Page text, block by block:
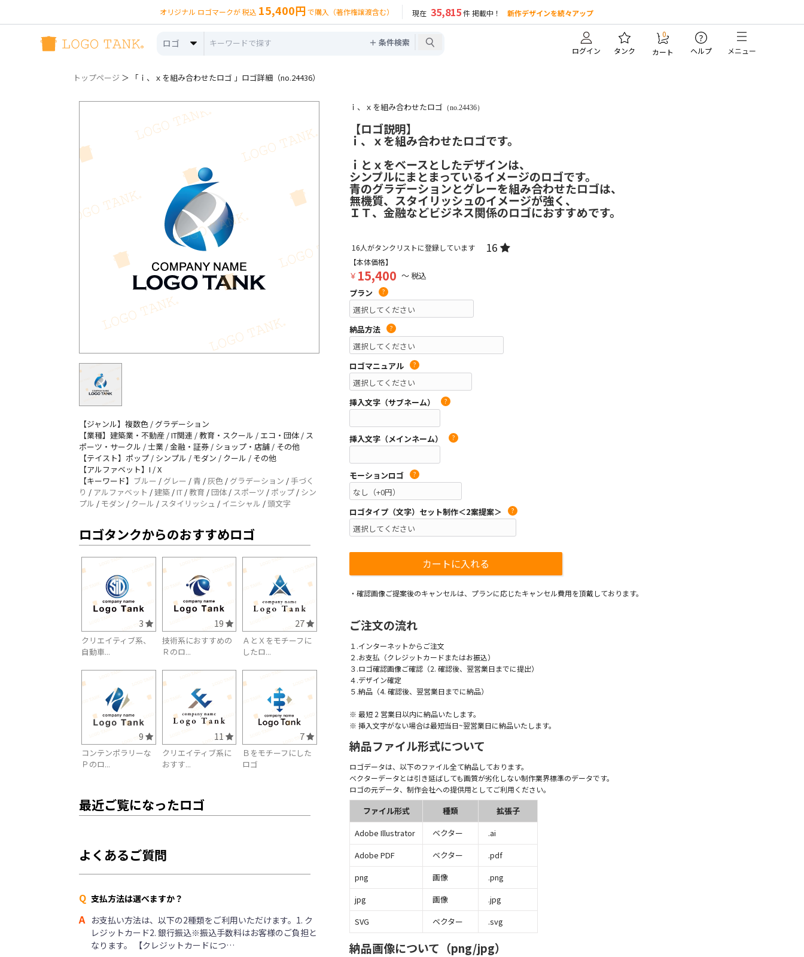
オリジナル ロゴマークが 税込 15,400円 で購入（著作権譲渡含む） 現在 35,815件 掲載中！ 新作デザインを続々アップ
ロゴ ＋ 条件検索
ログイン タンク
0
カート
?
ヘルプ メニュー
トップページ ＞ 「ｉ、ｘを組み合わせたロゴ 」ロゴ詳細（no.24436）
【ジャンル】複数色 / グラデーション
【業種】建築業・不動産 / IT関連 / 教育・スクール / エコ・団体 / ス
ポーツ・サークル / 士業 / 金融・証券 / ショップ・店舗 / その他
【テイスト】ポップ / シンプル / モダン / クール / その他
【アルファベット】I / X
【キーワード】 ブルー / グレー / 青 /灰色 / グラデーション /手づく
り / アルファベット /建築 /IT / 教育 /団体 / スポーツ / ポップ / シン
プル / モダン / クール / スタイリッシュ / イニシャル / 頭文字
ロゴタンクからのおすすめロゴ
3
クリエイティブ系、
自動車...
19
技術系におすすめの
Ｒのロ...
27
ＡとＸをモチーフに
したロ...
9
コンテンポラリーな
Ｐのロ...
11
クリエイティブ系に
おすす...
7
Ｂをモチーフにした
ロゴ
最近ご覧になったロゴ
よくあるご質問
Q 支払方法は選べますか？
A お支払い方法は、以下の2種類をご利用いただけます。1. ク
レジットカード2. 銀行振込※振込手数料はお客様のご負担と
なります。 【クレジットカードにつ…
ｉ、ｘを組み合わせたロゴ （no.24436）
【ロゴ説明】
ｉ、ｘを組み合わせたロゴです。
ｉとｘをベースとしたデザインは、
シンプルにまとまっているイメージのロゴです。
青のグラデーションとグレーを組み合わせたロゴは、
無機質、スタイリッシュのイメージが強く、
ＩＴ、金融などビジネス関係のロゴにおすすめです。
16人がタンクリストに登録しています 16
【本体価格】
￥ 15,400 ～ 税込
プラン
?
納品方法 ?
ロゴマニュアル ?
挿入文字（サブネーム） ?
挿入文字（メインネーム） ?
モーションロゴ ?
ロゴタイプ（文字）セット制作＜2案提案＞ ?
・確認画像ご提案後のキャンセルは、プランに応じたキャンセル費用を頂戴しております。
ご注文の流れ
１.インターネットからご注文
２.お支払（クレジットカードまたはお振込）
３.ロゴ確認画像ご確認（2. 確認後、翌営業日までに提出）
４.デザイン確定
５.納品（4. 確認後、翌営業日までに納品）
※ 最短 2 営業日以内に納品いたします。
※ 挿入文字がない場合は最短当日~翌営業日に納品いたします。
納品ファイル形式について
ロゴデータは、以下のファイル全て納品しております。
ベクターデータとは引き延ばしても画質が劣化しない制作業界標準のデータです。
ロゴの元データ、制作会社への提供用としてご利用ください。
ファイル形式 種類
拡張子
Adobe Illustrator
ベクター
.ai
Adobe PDF
ベクター
.pdf
png
画像
.png
jpg
画像
.jpg
SVG
ベクター .svg
納品画像について（png/jpg）